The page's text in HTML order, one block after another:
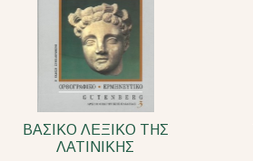
ΒΑΣΙΚΟ ΛΕΞΙΚΟ ΤΗΣ
ΛΑΤΙΝΙΚΗΣ